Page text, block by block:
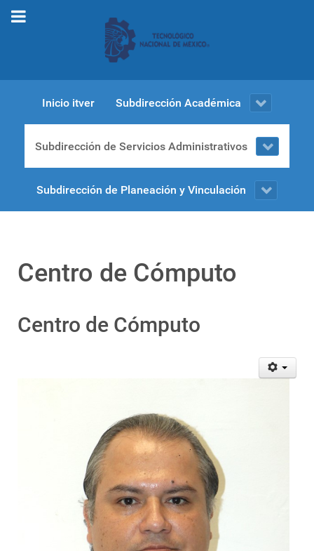
Inicio itver Subdirección Académica
Subdirección de Servicios Administrativos
Subdirección de Planeación y Vinculación
Centro de Cómputo
Centro de Cómputo